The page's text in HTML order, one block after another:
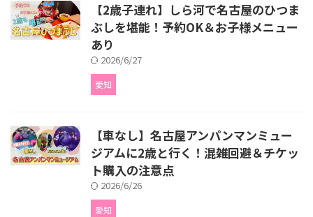
【2歳子連れ】しら河で名古屋のひつま
ぶしを堪能！予約OK＆お子様メニュー
あり
2026/6/27
愛知
【車なし】名古屋アンパンマンミュー
ジアムに2歳と行く！混雑回避＆チケッ
ト購入の注意点
2026/6/26
愛知